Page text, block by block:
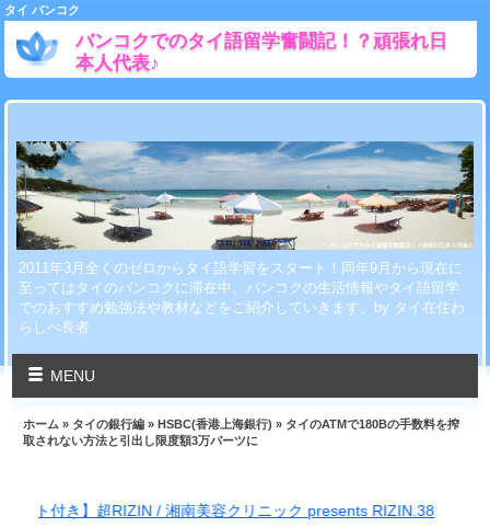
タイ バンコク
バンコクでのタイ語留学奮闘記！？頑張れ日
本人代表♪
2011年3月全くのゼロからタイ語学習をスタート！同年9月から現在に
至ってはタイのバンコクに滞在中。バンコクの生活情報やタイ語留学
でのおすすめ勉強法や教材などをご紹介していきます。by タイ在住わ
らしべ長者
MENU
ホーム » タイの銀行編 » HSBC(香港上海銀行) » タイのATMで180Bの手数料を搾
取されない方法と引出し限度額3万バーツに
/ 湘南美容クリニック presents RIZIN.38